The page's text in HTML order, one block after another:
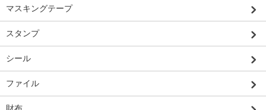
マスキングテープ
スタンプ
シール
ファイル